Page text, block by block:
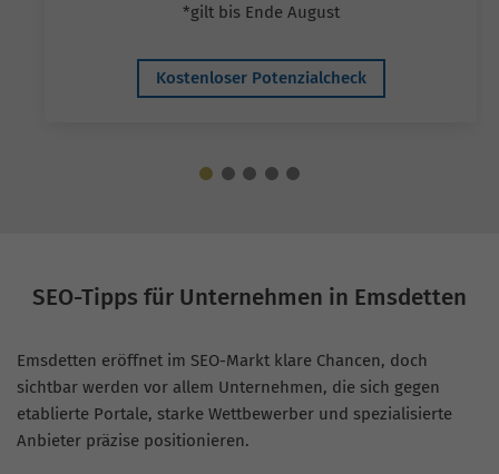
*gilt bis Ende August
Kostenloser Potenzialcheck
SEO-Tipps für Unternehmen in Emsdetten
Emsdetten eröffnet im SEO-Markt klare Chancen, doch
sichtbar werden vor allem Unternehmen, die sich gegen
etablierte Portale, starke Wettbewerber und spezialisierte
Anbieter präzise positionieren.